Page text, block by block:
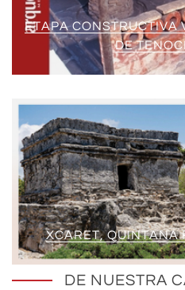
ETAPA CONSTRUCTIVA
DE
XCARET, QUINTANA
DE NUESTRA